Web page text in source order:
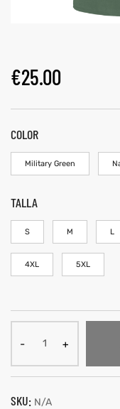
€25.00
COLOR
Military Green
TALLA
S M L
4XL 5XL
SKU: N/A